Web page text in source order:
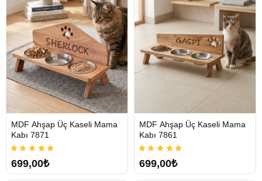
MDF Ahşap Üç Kaseli Mama
Kabı 7871
699,00₺
MDF Ahşap Üç Kaseli Mama
Kabı 7861
699,00₺